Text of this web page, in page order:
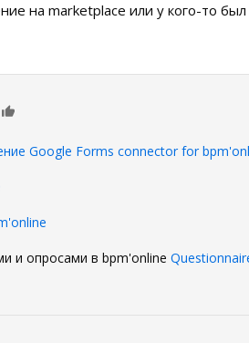
на marketplace или у кого-то
Google Forms connector for
и опросами в bpm'online